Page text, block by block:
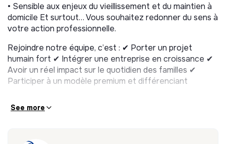
• Sensible aux enjeux du vieillissement et du maintien à
domicile Et surtout… Vous souhaitez redonner du sens à
votre action professionnelle.
Rejoindre notre équipe, c’est : ✔ Porter un projet
humain fort ✔ Intégrer une entreprise en croissance ✔
Avoir un réel impact sur le quotidien des familles ✔
Participer à un modèle premium et différenciant
See more